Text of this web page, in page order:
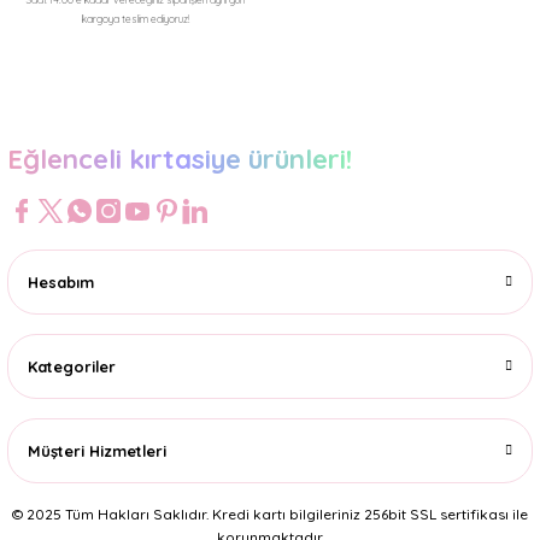
kargoya teslim ediyoruz!
Eğlenceli kırtasiye ürünleri!
Hesabım
Kategoriler
Müşteri Hizmetleri
© 2025 Tüm Hakları Saklıdır. Kredi kartı bilgileriniz 256bit SSL sertifikası ile